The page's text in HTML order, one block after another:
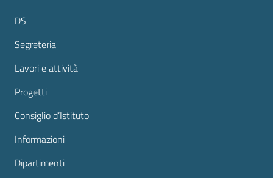
DS
Segreteria
Lavori e attività
Progetti
Consiglio d’Istituto
Informazioni
Dipartimenti